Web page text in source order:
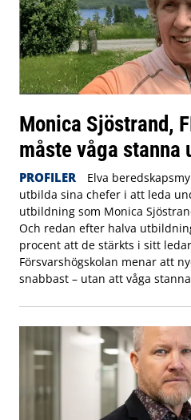
Monica Sjöstrand,
måste våga stanna
PROFILER
Elva
utbilda sina chefer i att leda
utbildning som Monica
Och redan efter halva
procent att de stärkts i sitt
Försvarshögskolan menar att
snabbast – utan att våga